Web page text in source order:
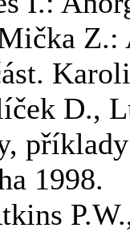
D.,
1998.